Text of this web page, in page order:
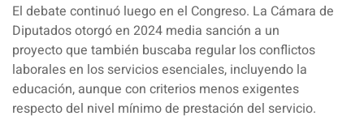
El debate continuó luego en el Congreso. La Cámara de
Diputados otorgó en 2024 media sanción a un
proyectoque también buscaba regular los conflictos
laborales en los servicios esenciales, incluyendo la
educación, aunque con criterios menos exigentes
respecto del nivel mínimo de prestación del servicio.